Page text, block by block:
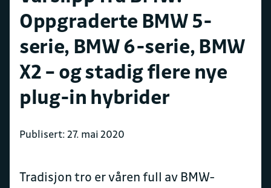
Oppgraderte BMW 5-
serie, BMW 6-serie, BMW
X2 – og stadig flere nye
plug-in hybrider
Publisert: 27. mai 2020
Tradisjon tro er våren full av BMW-